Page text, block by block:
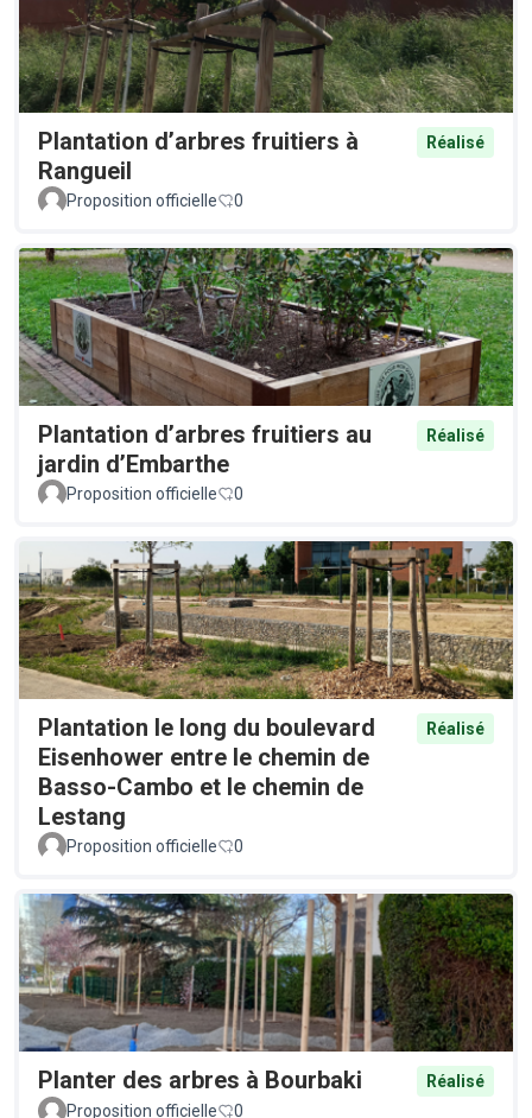
Plantation d’arbres fruitiers à
Rangueil
Réalisé
Proposition officielle 0
Plantation d’arbres fruitiers au
jardin d’Embarthe
Réalisé
Proposition officielle 0
Plantation le long du boulevard
Eisenhower entre le chemin de
Basso-Cambo et le chemin de
Lestang
Réalisé
Proposition officielle 0
Planter des arbres à Bourbaki
Réalisé
Proposition officielle
0